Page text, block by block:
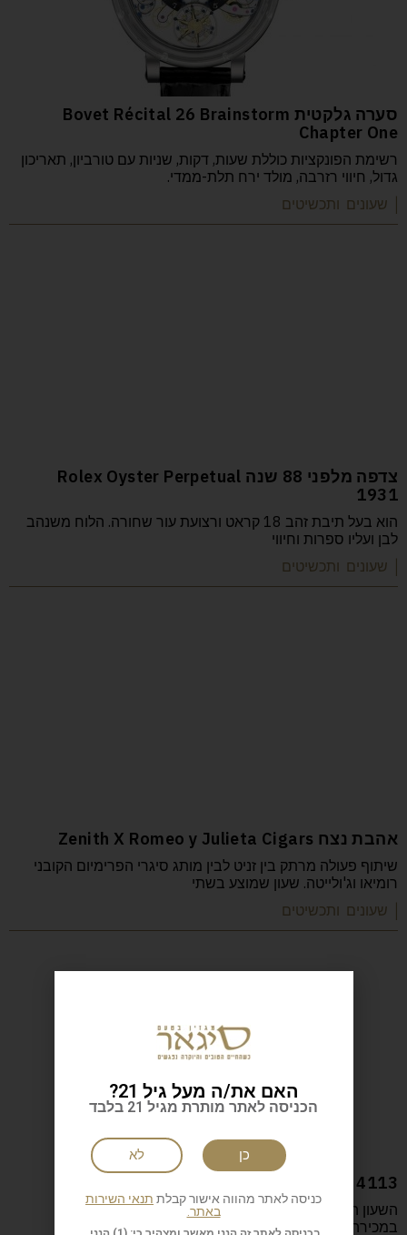
סערה גלקטית Bovet Récital 26 Brainstorm
Chapter One
רשימת הפונקציות כוללת שעות, דקות, שניות עם טורביון, תאריכון
גדול, חיווי רזרבה, מולד ירח תלת-ממדי.
| שעונים ותכשיטים
צדפה מלפני 88 שנה Rolex Oyster Perpetual
1931
הוא בעל תיבת זהב 18 קראט ורצועת עור שחורה. הלוח משנהב
לבן ועליו ספרות וחיווי
| שעונים ותכשיטים
אהבת נצח Zenith X Romeo y Julieta Cigars
שיתוף פעולה מרתק בין זניט לבין מותג סיגרי הפרימיום הקובני
רומיאו וג'ולייטה. שעון שמוצע בשתי
| שעונים ותכשיטים
Rolex Ref 4113 הקלאסיקה של הקלאסיקה
השעון הזה שבר את שיא המחיר של שעוני וינטג', כשהביא
במכירה פומבית סכום דמיוני של
האם את/ה מעל גיל 21?
הכניסה לאתר מותרת מגיל 21 בלבד
לא כן
כניסה לאתר מהווה אישור קבלת תנאי השירות
באתר.